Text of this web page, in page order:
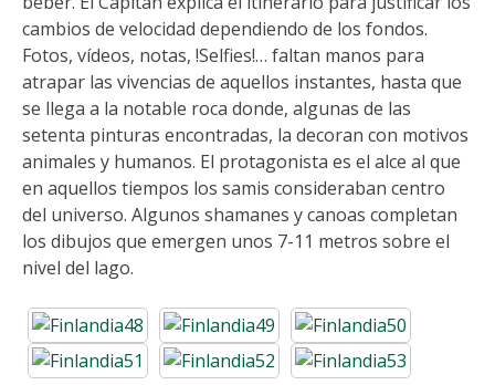
cambios de velocidad dependiendo de los fondos.
Fotos, vídeos, notas, !Selfies!… faltan manos para
atrapar las vivencias de aquellos instantes, hasta que
se llega a la notable roca donde, algunas de las
setenta pinturas encontradas, la decoran con motivos
animales y humanos. El protagonista es el alce al que
en aquellos tiempos los samis consideraban centro
del universo. Algunos shamanes y canoas completan
los dibujos que emergen unos 7-11 metros sobre el
nivel del lago.